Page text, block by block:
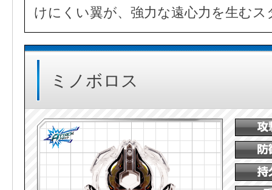
けにくい翼が、強力な遠心力を生む
ミノボロス